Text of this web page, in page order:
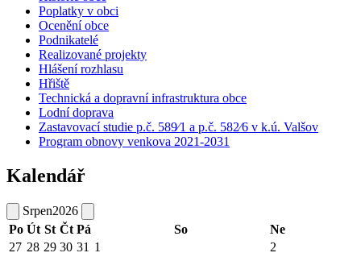
Poplatky v obci
Ocenění obce
Podnikatelé
Realizované projekty
Hlášení rozhlasu
Hřiště
Technická a dopravní infrastruktura obce
Lodní doprava
Zastavovací studie p.č. 589⁄1 a p.č. 582⁄6 v k.ú. Valšov
Program obnovy venkova 2021-2031
Kalendář
Srpen2026
Po Út St Čt Pá So
Ne
27 28 29 30 31 1 2